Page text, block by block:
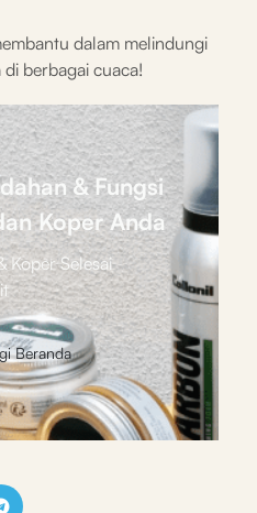
dalam melindungi
berbagai cuaca!
& Fungsi
Koper Anda
Koper Selesai
Beranda